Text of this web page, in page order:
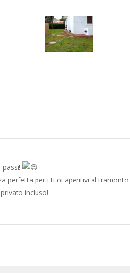
passi!
perfetta per i tuoi aperitivi al tramonto.
incluso!